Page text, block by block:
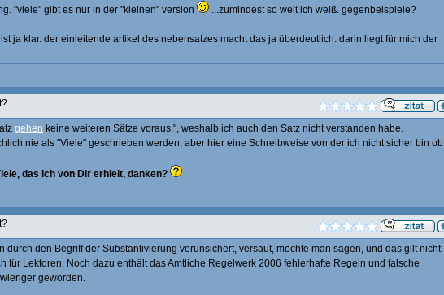
"viele" gibt es nur in der "kleinen" version
...zumindest so weit ich weiß. gegenbeispiele?
ja klar. der einleitende artikel des nebensatzes macht das ja überdeutlich. darin liegt für mich der
gehen keine weiteren Sätze voraus,", weshalb ich auch den Satz nicht verstanden habe.
nie als "Viele" geschrieben werden, aber hier eine Schreibweise von der ich nicht sicher bin ob
das ich von Dir erhielt, danken?
durch den Begriff der Substantivierung verunsichert, versaut, möchte man sagen, und das gilt nicht
für Lektoren. Noch dazu enthält das Amtliche Regelwerk 2006 fehlerhafte Regeln und falsche
geworden.